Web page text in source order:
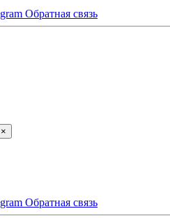
Обратная связь
×
Обратная связь